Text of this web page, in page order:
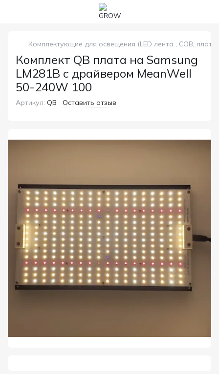
Комплектующие для освещения (LED лента , COB,
Комплект QB плата на Samsung
LM281B с драйвером MeanWell
50-240W 100
Артикул: QB Оставить отзыв